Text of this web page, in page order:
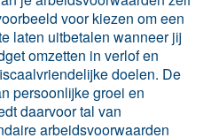
voor kiezen om een
laten uitbetalen wanneer jij
omzetten in verlof en
doelen. De
persoonlijke groei en
daarvoor tal van
arbeidsvoorwaarden